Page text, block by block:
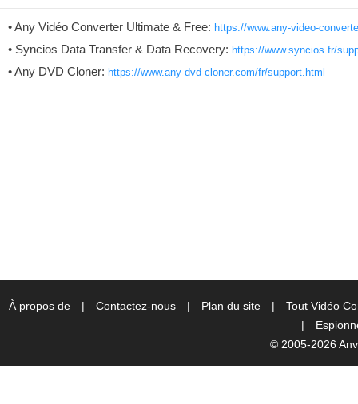
• Any Vidéo Converter Ultimate & Free: https://www.any-video-
• Syncios Data Transfer & Data Recovery: https://www.syncios.fr/
• Any DVD Cloner: https://www.any-dvd-cloner.com/fr/support.html
À propos de | Contactez-nous | Plan du site |
Tout Vidéo
|
© 2005-2026